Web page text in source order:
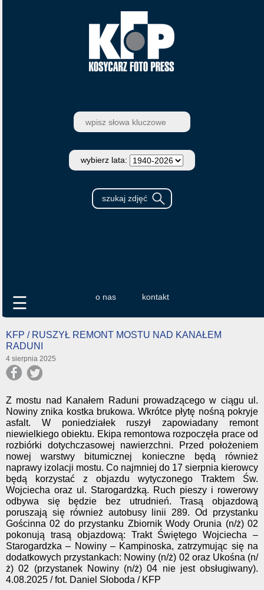
wybierz lata:
o nas kontakt
☰
KFP / RUSZYŁ REMONT MOSTU NAD KANAŁEM
RADUNI
4 sierpnia 2025
Z mostu nad Kanałem Raduni prowadzącego w ciągu ul.
Nowiny znika kostka brukowa. Wkrótce płytę nośną pokryje
asfalt. W poniedziałek ruszył zapowiadany remont
niewielkiego obiektu. Ekipa remontowa rozpoczęła prace od
rozbiórki dotychczasowej nawierzchni. Przed położeniem
nowej warstwy bitumicznej konieczne będą również
naprawy izolacji mostu. Co najmniej do 17 sierpnia kierowcy
będą korzystać z objazdu wytyczonego Traktem Św.
Wojciecha oraz ul. Starogardzką. Ruch pieszy i rowerowy
odbywa się będzie bez utrudnień. Trasą objazdową
poruszają się również autobusy linii 289. Od przystanku
Gościnna 02 do przystanku Zbiornik Wody Orunia (n/ż) 02
pokonują trasą objazdową: Trakt Świętego Wojciecha –
Starogardzka – Nowiny – Kampinoska, zatrzymując się na
dodatkowych przystankach: Nowiny (n/ż) 02 oraz Ukośna (n/
ż) 02 (przystanek Nowiny (n/ż) 04 nie jest obsługiwany).
4.08.2025 / fot. Daniel Słoboda / KFP